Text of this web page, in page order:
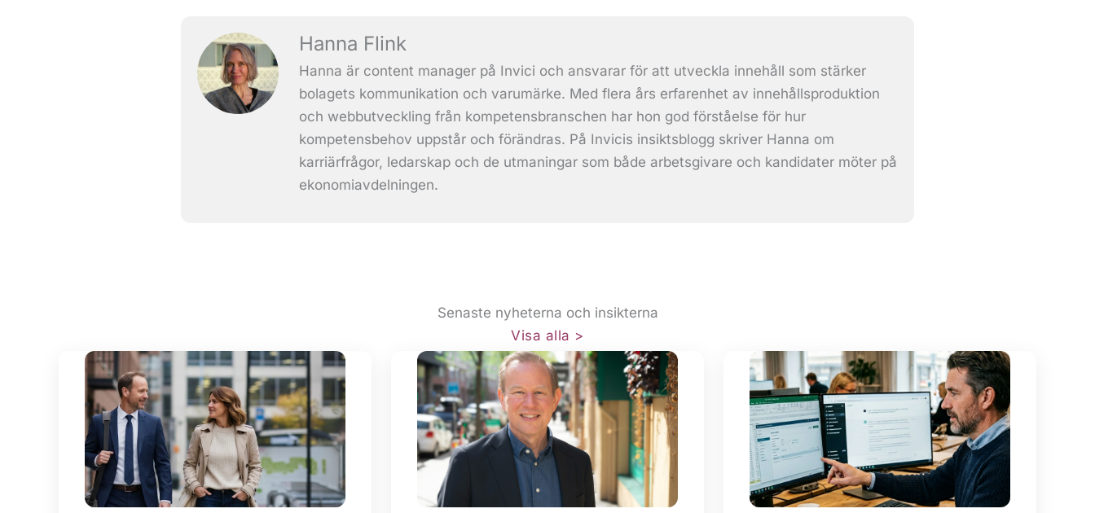
Hanna Flink
Hanna är content manager på Invici och ansvarar för att utveckla innehåll som stärker
bolagets kommunikation och varumärke. Med flera års erfarenhet av innehållsproduktion
och webbutveckling från kompetensbranschen har hon god förståelse för hur
kompetensbehov uppstår och förändras. På Invicis insiktsblogg skriver Hanna om
karriärfrågor, ledarskap och de utmaningar som både arbetsgivare och kandidater möter på
ekonomiavdelningen.
Senaste nyheterna och insikterna​
Visa alla >